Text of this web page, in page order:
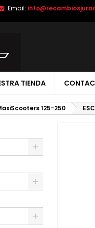
Email:
TIENDA
125-250